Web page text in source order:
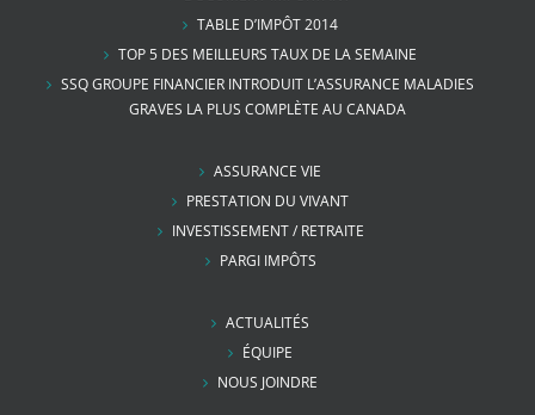
TABLE D’IMPÔT 2014
TOP 5 DES MEILLEURS TAUX DE LA SEMAINE
SSQ GROUPE FINANCIER INTRODUIT L’ASSURANCE MALADIES
GRAVES LA PLUS COMPLÈTE AU CANADA
ASSURANCE VIE
PRESTATION DU VIVANT
INVESTISSEMENT / RETRAITE
PARGI IMPÔTS
ACTUALITÉS
ÉQUIPE
NOUS JOINDRE